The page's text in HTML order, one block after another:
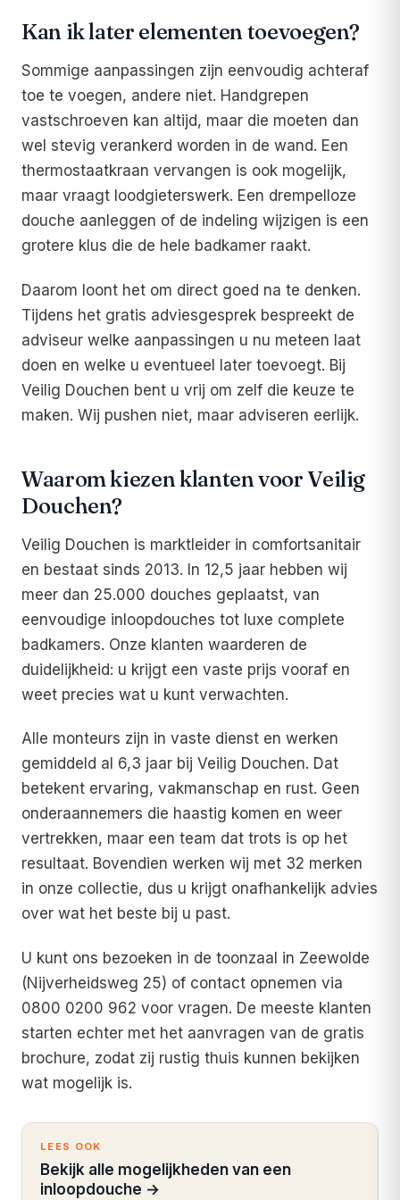
Kan ik later elementen toevoegen?
Sommige aanpassingen zijn eenvoudig achteraf
toe te voegen, andere niet. Handgrepen
vastschroeven kan altijd, maar die moeten dan
wel stevig verankerd worden in de wand. Een
thermostaatkraan vervangen is ook mogelijk,
maar vraagt loodgieterswerk. Een drempelloze
douche aanleggen of de indeling wijzigen is een
grotere klus die de hele badkamer raakt.
Daarom loont het om direct goed na te denken.
Tijdens het gratis adviesgesprek bespreekt de
adviseur welke aanpassingen u nu meteen laat
doen en welke u eventueel later toevoegt. Bij
Veilig Douchen bent u vrij om zelf die keuze te
maken. Wij pushen niet, maar adviseren eerlijk.
Waarom kiezen klanten voor Veilig
Douchen?
Veilig Douchen is marktleider in comfortsanitair
en bestaat sinds 2013. In 12,5 jaar hebben wij
meer dan 25.000 douches geplaatst, van
eenvoudige inloopdouches tot luxe complete
badkamers. Onze klanten waarderen de
duidelijkheid: u krijgt een vaste prijs vooraf en
weet precies wat u kunt verwachten.
Alle monteurs zijn in vaste dienst en werken
gemiddeld al 6,3 jaar bij Veilig Douchen. Dat
betekent ervaring, vakmanschap en rust. Geen
onderaannemers die haastig komen en weer
vertrekken, maar een team dat trots is op het
resultaat. Bovendien werken wij met 32 merken
in onze collectie, dus u krijgt onafhankelijk advies
over wat het beste bij u past.
U kunt ons bezoeken in de toonzaal in Zeewolde
(Nijverheidsweg 25) of contact opnemen via
0800 0200 962 voor vragen. De meeste klanten
starten echter met het aanvragen van de gratis
brochure, zodat zij rustig thuis kunnen bekijken
wat mogelijk is.
LEES OOK
Bekijk alle mogelijkheden van een
inloopdouche →